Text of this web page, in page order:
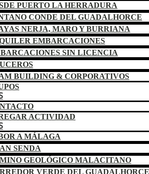
PUERTO LA HERRADURA
CONDE DEL GUADALHORCE
NERJA, MARO Y BURRIANA
EMBARCACIONES
SIN LICENCIA
BUILDING & CORPORATIVOS
ACTIVIDAD
A MÁLAGA
SENDA
GEOLÓGICO MALACITANO
VERDE DEL GUADALHORCE